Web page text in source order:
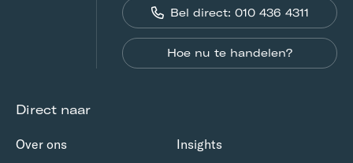
Bel direct: 010 436 4311
Hoe nu te handelen?
Direct naar
Over ons
Insights